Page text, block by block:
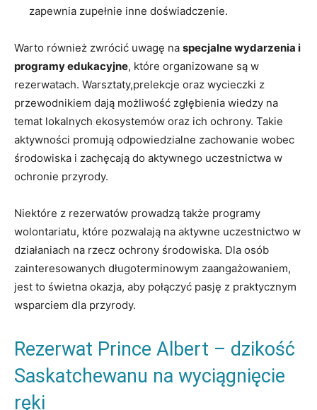
zapewnia zupełnie inne doświadczenie.
Warto również zwrócić uwagę na specjalne wydarzenia i
programy edukacyjne, które organizowane są w
rezerwatach. Warsztaty,prelekcje oraz wycieczki z
przewodnikiem dają możliwość zgłębienia wiedzy na
temat lokalnych ekosystemów oraz ich ochrony. Takie
aktywności promują odpowiedzialne zachowanie wobec
środowiska i zachęcają do aktywnego uczestnictwa w
ochronie przyrody.
Niektóre z rezerwatów prowadzą także programy
wolontariatu, które pozwalają na aktywne uczestnictwo w
działaniach na rzecz ochrony środowiska. Dla osób
zainteresowanych długoterminowym zaangażowaniem,
jest to świetna okazja, aby połączyć pasję z praktycznym
wsparciem dla przyrody.
Rezerwat Prince Albert – dzikość
Saskatchewanu na wyciągnięcie
ręki